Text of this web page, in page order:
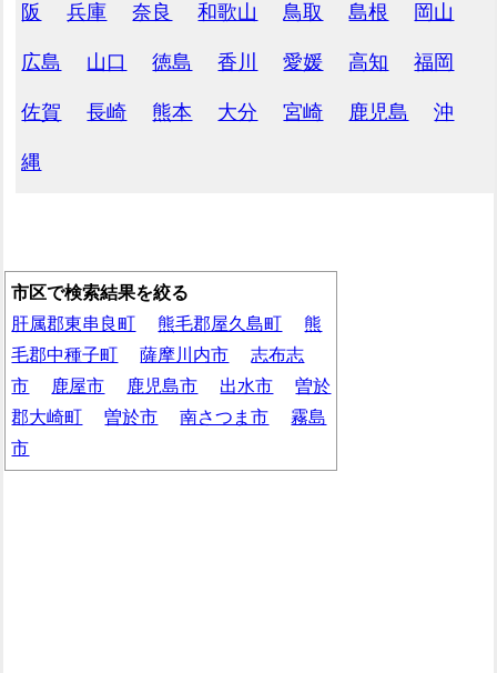
阪 兵庫 奈良 和歌山 鳥取 島根 岡山
広島 山口 徳島 香川 愛媛 高知 福岡
佐賀 長崎 熊本 大分 宮崎 鹿児島 沖
縄
市区で検索結果を絞る
肝属郡東串良町
熊毛郡屋久島町
熊
毛郡中種子町
薩摩川内市
志布志
市
鹿屋市 鹿児島市 出水市
曽於
郡大崎町
曽於市 南さつま市
霧島
市